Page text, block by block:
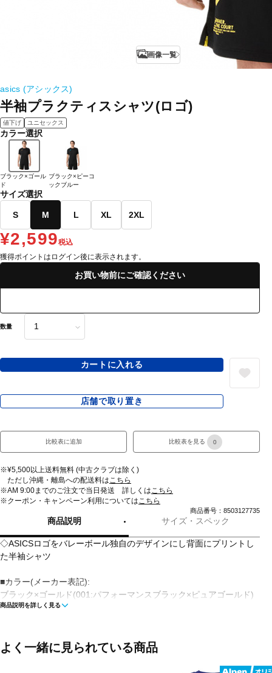
画像一覧
asics (アシックス)
半袖プラクティスシャツ(ロゴ)
値下げ ユニセックス
カラー選択
ブラック×ゴール
ド
ブラック×ピーコ
ックブルー
サイズ選択
S M L XL 2XL
¥2,599税込
獲得ポイントはログイン後に表示されます。
お買い物前にご確認ください
数量
カートに入れる
店舗で取り置き
比較表に追加 比較表を見る 0
※¥5,500以上送料無料 (中古クラブは除く)
ただし沖縄・離島への配送料はこちら
※AM 9:00までのご注文で当日発送 詳しくはこちら
※クーポン・キャンペーン利用についてはこちら
商品番号：8503127735
商品説明 サイズ・スペック
◇ASICSロゴをバレーボール独自のデザインにし背面にプリントし
た半袖シャツ
■カラー(メーカー表記):
ブラック×ゴールド(001:パフォーマンスブラック×ピュアゴールド)
ブラック×ピーコックブルー(002:パフォーマンスブラック×ラグー
■生産国:中国
商品説明を詳しく見る
よく一緒に見られている商品